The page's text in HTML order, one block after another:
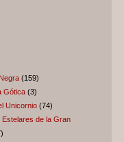
(159)
Gótica (3)
Unicornio (74)
Estelares de la Gran